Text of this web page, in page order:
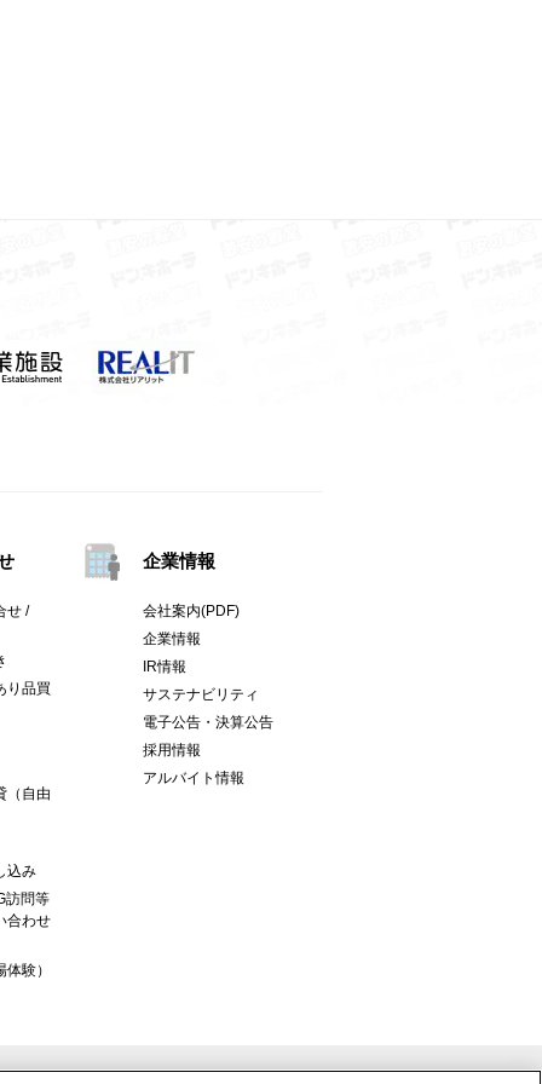
せ /
り品買
（自由
込み
訪問等
合わせ
験）
企業情報
会社案内(PDF)
企業情報
IR情報
サステナビリティ
電子公告・決算公告
採用情報
アルバイト情報